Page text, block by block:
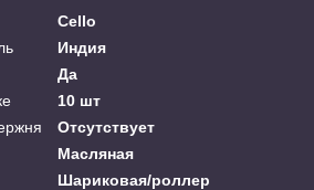
Cello
Индия
Да
10 шт
Отсутствует
Масляная
Шариковая/роллер